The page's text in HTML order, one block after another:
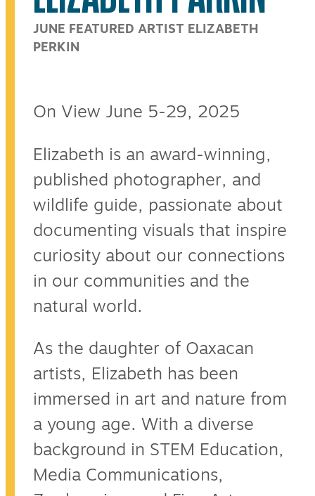
JUNE FEATURED ARTIST ELIZABETH
PERKIN
On View June 5-29, 2025
Elizabeth is an award-winning,
published photographer, and
wildlife guide, passionate about
documenting visuals that inspire
curiosity about our connections
in our communities and the
natural world.
As the daughter of Oaxacan
artists, Elizabeth has been
immersed in art and nature from
a young age. With a diverse
background in STEM Education,
Media Communications,